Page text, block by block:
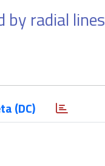
by radial lines
(DC)